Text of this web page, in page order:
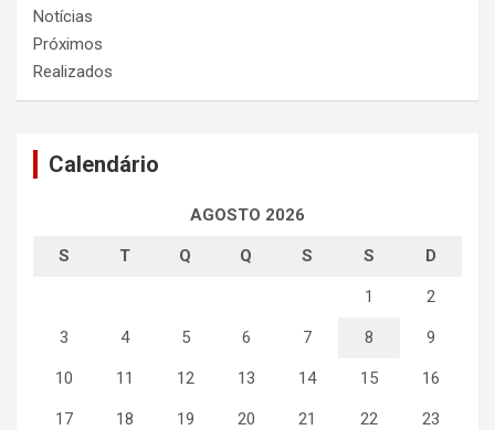
Notícias
Próximos
Realizados
Calendário
AGOSTO 2026
S T Q Q S S D
1 2
3 4 5 6 7 8 9
10 11 12 13 14 15 16
17 18 19 20 21 22 23